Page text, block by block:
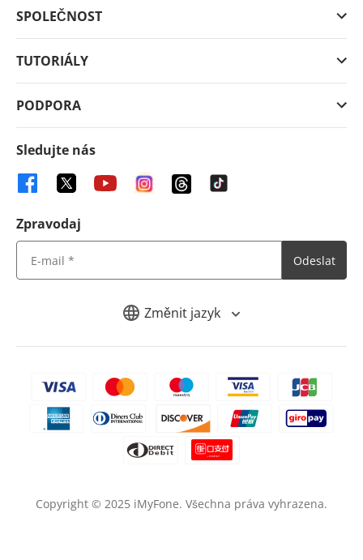
Změnit jazyk
SPOLEČNOST
TUTORIÁLY
PODPORA
Sledujte nás
Zpravodaj
Odeslat
Copyright © 2025 iMyFone. Všechna práva vyhrazena.